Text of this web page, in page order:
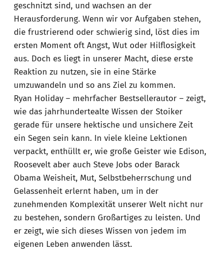
geschnitzt sind, und wachsen an der
Herausforderung. Wenn wir vor Aufgaben stehen,
die frustrierend oder schwierig sind, löst dies im
ersten Moment oft Angst, Wut oder Hilflosigkeit
aus. Doch es liegt in unserer Macht, diese erste
Reaktion zu nutzen, sie in eine Stärke
umzuwandeln und so ans Ziel zu kommen.
Ryan Holiday – mehrfacher Bestsellerautor – zeigt,
wie das jahrhundertealte Wissen der Stoiker
gerade für unsere hektische und unsichere Zeit
ein Segen sein kann. In viele kleine Lektionen
verpackt, enthüllt er, wie große Geister wie Edison,
Roosevelt aber auch Steve Jobs oder Barack
Obama Weisheit, Mut, Selbstbeherrschung und
Gelassenheit erlernt haben, um in der
zunehmenden Komplexität unserer Welt nicht nur
zu bestehen, sondern Großartiges zu leisten. Und
er zeigt, wie sich dieses Wissen von jedem im
eigenen Leben anwenden lässt.